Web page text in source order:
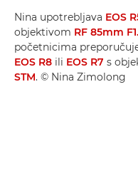
Nina upotrebljava EOS
objektivom RF 85mm
početnicima
EOS R8 ili EOS R7 s
STM. © Nina Zimolong